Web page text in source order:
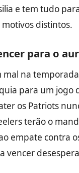
e tem tudo
distintos.
para o
mal na
para um jogo
os Patriots
terão o
empate contra
vencer